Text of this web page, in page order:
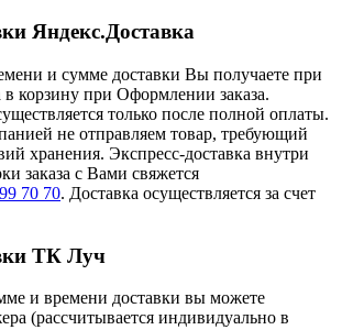
Яндекс.Доставка
и сумме доставки Вы получаете при
в корзину при Оформлении заказа.
только после полной оплаты.
не отправляем товар, требующий
хранения. Экспресс-доставка внутри
заказа с Вами свяжется
70 70. Доставка осуществляется за счет
ТК Луч
и времени доставки вы можете
(рассчитывается индивидуально в